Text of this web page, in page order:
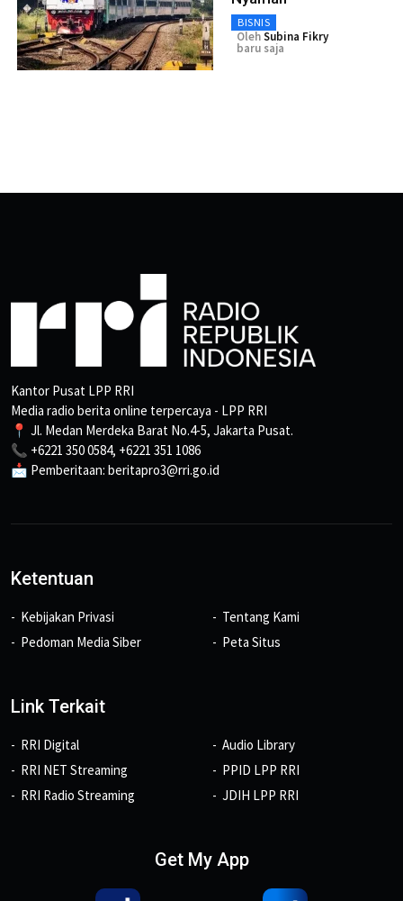
BISNIS
OlehSubina Fikry
baru saja
Kantor Pusat LPP RRI
Media radio berita online terpercaya - LPP RRI
📍 Jl. Medan Merdeka Barat No.4-5, Jakarta Pusat.
📞 +6221 350 0584, +6221 351 1086
📩 Pemberitaan: beritapro3@rri.go.id
Ketentuan
Kebijakan Privasi
Pedoman Media Siber
Tentang Kami
Peta Situs
Link Terkait
RRI Digital
RRI NET Streaming
RRI Radio Streaming
Audio Library
PPID LPP RRI
JDIH LPP RRI
Get My App